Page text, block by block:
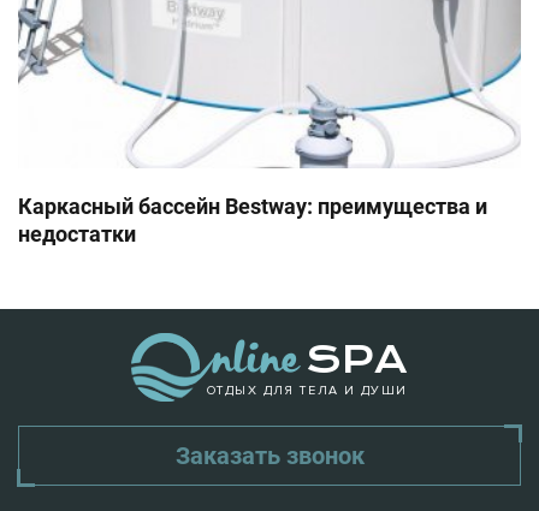
Каркасный бассейн Bestway: преимущества и
недостатки
ОТДЫХ ДЛЯ ТЕЛА И ДУШИ
Заказать звонок